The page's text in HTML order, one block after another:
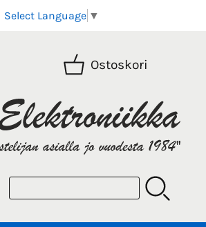
Select Language ▼
Ostoskori